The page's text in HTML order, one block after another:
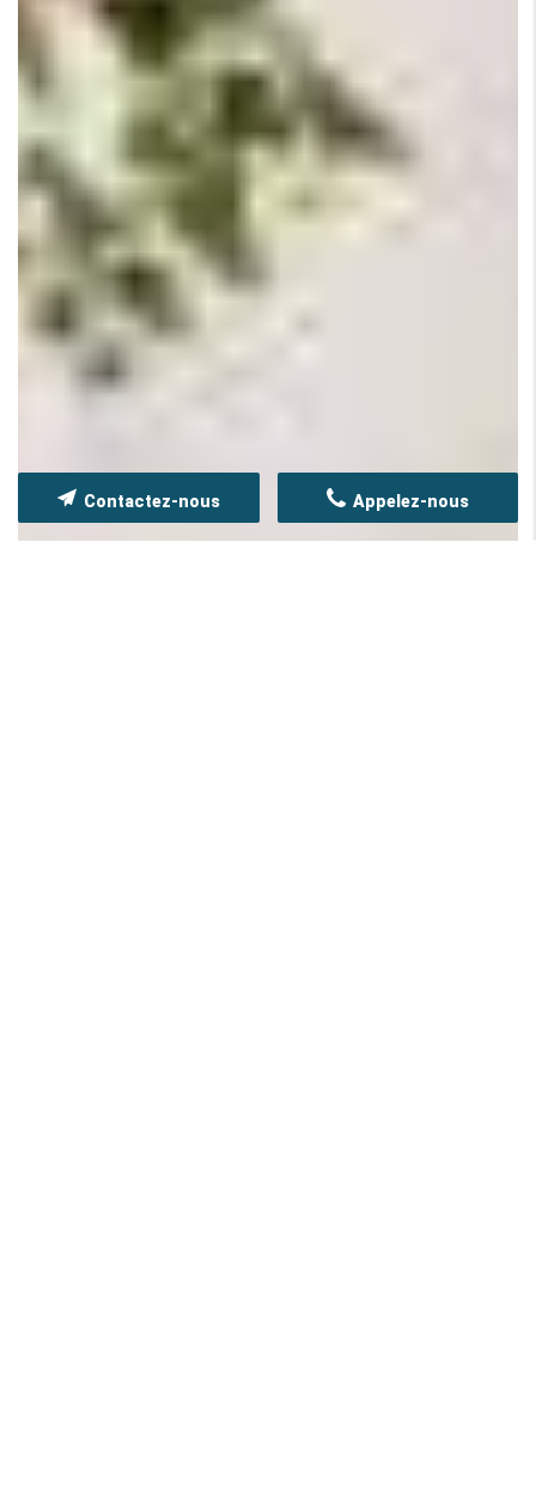
Appelez-nous
Contactez-nous